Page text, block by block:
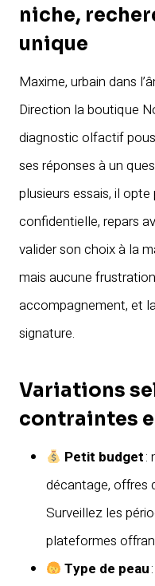
niche,
unique
Maxime, urbain dans
Direction la boutique
diagnostic olfactif
ses réponses à un
plusieurs essais, il
confidentielle, repars
valider son choix à la
mais aucune
accompagnement, et
signature.
Variations
contraintes
Petit budget:
décantage, offres
Surveillez les
plateformes
Type de peau